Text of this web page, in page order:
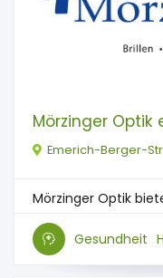
Mörzinger Optik
Emerich-Berger-
Mörzinger Optik
Gesundheit